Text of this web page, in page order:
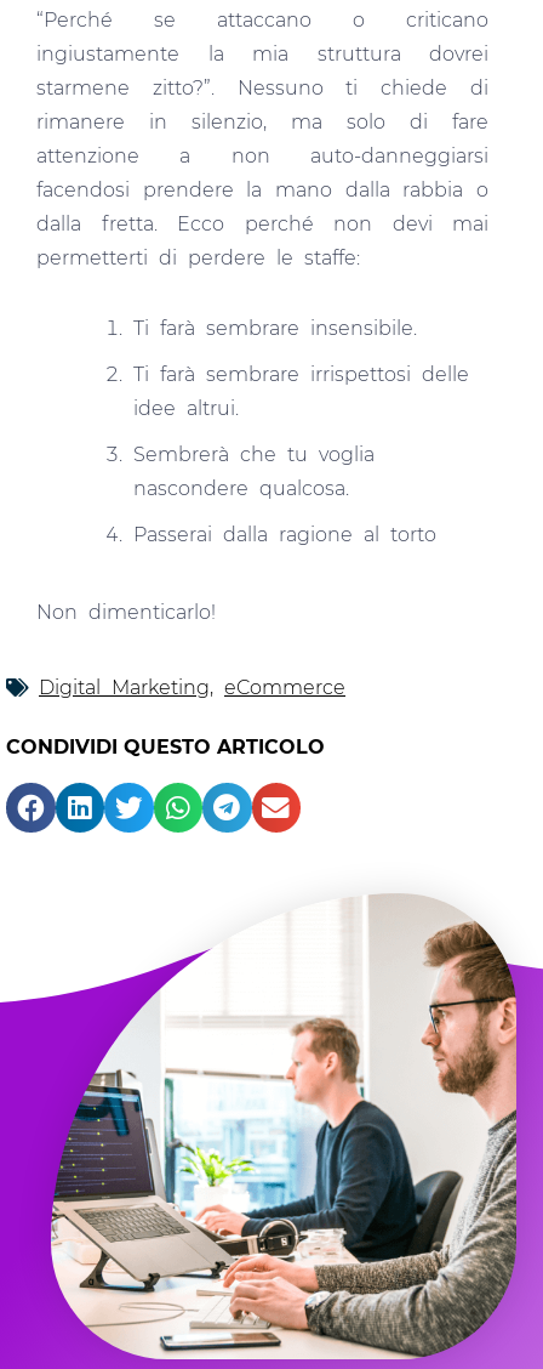
“Perché se attaccano o criticano
ingiustamente la mia struttura dovrei
starmene zitto?”. Nessuno ti chiede di
rimanere in silenzio, ma solo di fare
attenzione a non auto-danneggiarsi
facendosi prendere la mano dalla rabbia o
dalla fretta. Ecco perché non devi mai
permetterti di perdere le staffe:
Ti farà sembrare insensibile.
Ti farà sembrare irrispettosi delle
idee altrui.
Sembrerà che tu voglia
nascondere qualcosa.
Passerai dalla ragione al torto
Non dimenticarlo!
Digital Marketing, eCommerce
CONDIVIDI QUESTO ARTICOLO